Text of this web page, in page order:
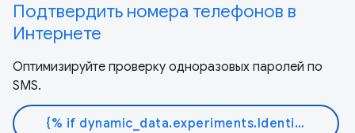
Подтвердить номера телефонов в
Интернете
Оптимизируйте проверку одноразовых паролей по
SMS.
{% if dynamic_data.experiments.IdentityButtonTextFeature.button_variant == 'variant_a' %}Узнать больше{% else %}Читать документ{% endif %}